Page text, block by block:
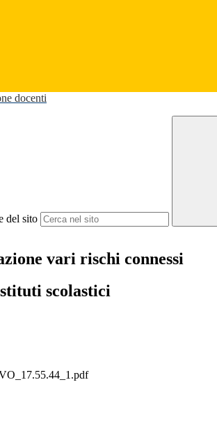
docenti
del sito
vari rischi connessi
scolastici